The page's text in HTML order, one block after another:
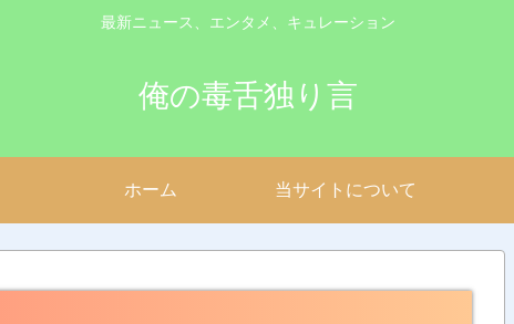
最新ニュース、エンタメ、キュレーション
俺の毒舌独り言
ホーム 当サイトについて